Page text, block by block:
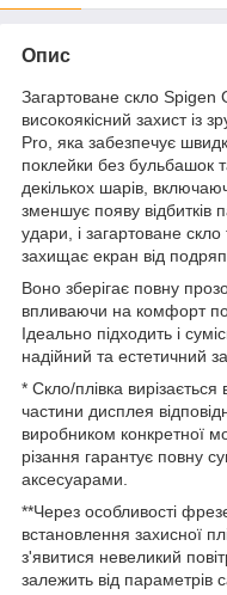
Опис
Загартоване скло
високоякісний захист із
Pro, яка забезпечує
поклейки без бульбашок
декількох шарів,
зменшує появу
удари, і загартоване
захищає екран від
Воно зберігає повну
впливаючи на комфорт
Ідеально підходить і
надійний та естетичний
* Скло/плівка
частини дисплея
виробником конкретної
різання гарантує повну
аксесуарами.
**Через особливості
встановлення захисної
з'явитися невеликий
залежить від параметрів